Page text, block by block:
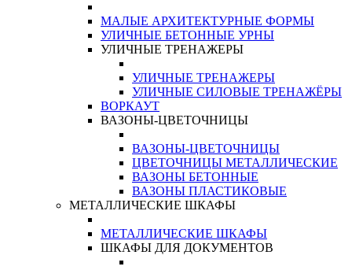
МАЛЫЕ АРХИТЕКТУРНЫЕ ФОРМЫ
УЛИЧНЫЕ БЕТОННЫЕ УРНЫ
УЛИЧНЫЕ ТРЕНАЖЕРЫ
УЛИЧНЫЕ ТРЕНАЖЕРЫ
УЛИЧНЫЕ СИЛОВЫЕ ТРЕНАЖЁРЫ
ВОРКАУТ
ВАЗОНЫ-ЦВЕТОЧНИЦЫ
ВАЗОНЫ-ЦВЕТОЧНИЦЫ
ЦВЕТОЧНИЦЫ МЕТАЛЛИЧЕСКИЕ
ВАЗОНЫ БЕТОННЫЕ
ВАЗОНЫ ПЛАСТИКОВЫЕ
МЕТАЛЛИЧЕСКИЕ ШКАФЫ
МЕТАЛЛИЧЕСКИЕ ШКАФЫ
ШКАФЫ ДЛЯ ДОКУМЕНТОВ